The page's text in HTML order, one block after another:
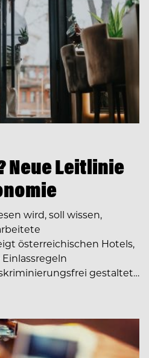
Neue Leitlinie
wird, soll wissen,
österreichischen Hotels,
gestaltet…